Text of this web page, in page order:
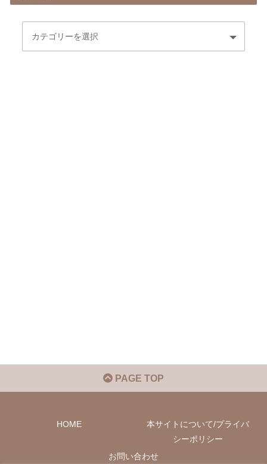
PAGE TOP
HOME
本サイトについて/プライバ
シーポリシー
お問い合わせ